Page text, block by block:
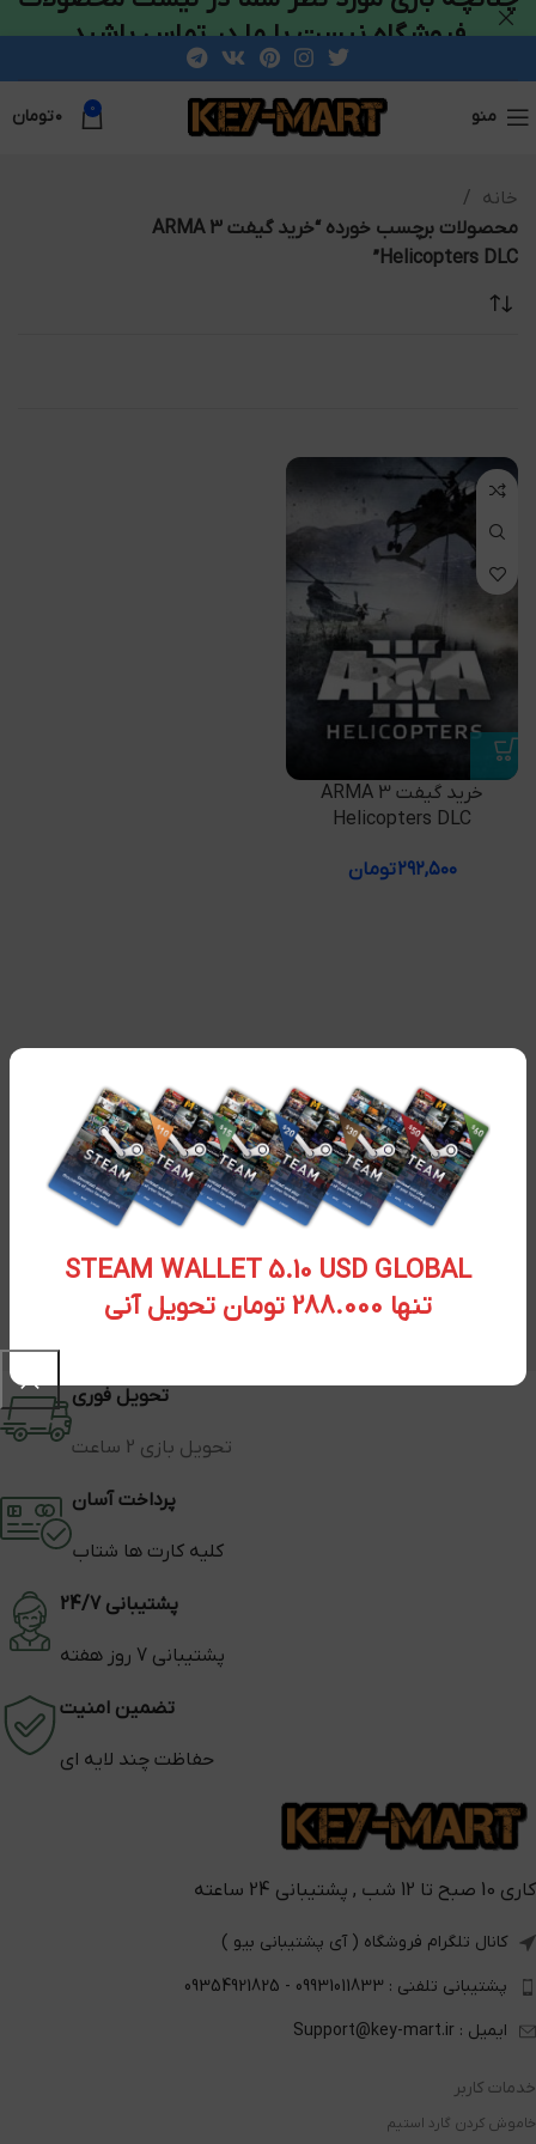
STEAM WALLET 5.10 USD GLOBAL
تنها 288.000 تومان تحویل آنی
منو 0 ۰تومان
خانه
محصولات برچسب خورده “خرید گیفت ARMA 3
Helicopters DLC”
خرید گیفت ARMA 3
Helicopters DLC
۲۹۲,۵۰۰تومان
تحویل فوری
تحویل بازی 2 ساعت
پرداخت آسان
کلیه کارت ها شتاب
پشتیبانی 24/7
پشتیبانی 7 روز هفته
تضمین امنیت
حفاظت چند لایه ای
کاری 10 صبح تا 12 شب , پشتیبانی 24 ساعته
کانال تلگرام فروشگاه ( آی پشتیبانی بیو )
پشتیبانی تلفنی : 09931011833 - 09354921825
ایمیل : Support@key-mart.ir
خدمات کاربر
خاموش کردن گارد استیم
فروشگاه نیست با ما در تماس باشید